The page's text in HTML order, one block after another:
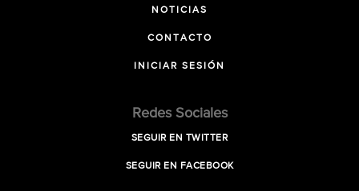
NOTICIAS
CONTACTO
INICIAR SESIÓN
Redes Sociales
SEGUIR EN TWITTER
SEGUIR EN FACEBOOK